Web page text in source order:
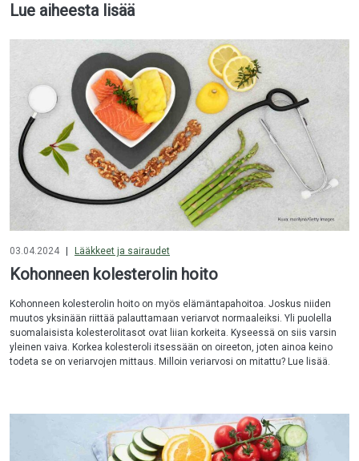
Lue aiheesta lisää
03.04.2024 | Lääkkeet ja sairaudet
Kohonneen kolesterolin hoito
Kohonneen kolesterolin hoito on myös elämäntapahoitoa. Joskus niiden
muutos yksinään riittää palauttamaan veriarvot normaaleiksi. Yli puolella
suomalaisista kolesterolitasot ovat liian korkeita. Kyseessä on siis varsin
yleinen vaiva. Korkea kolesteroli itsessään on oireeton, joten ainoa keino
todeta se on veriarvojen mittaus. Milloin veriarvosi on mitattu? Lue lisää.